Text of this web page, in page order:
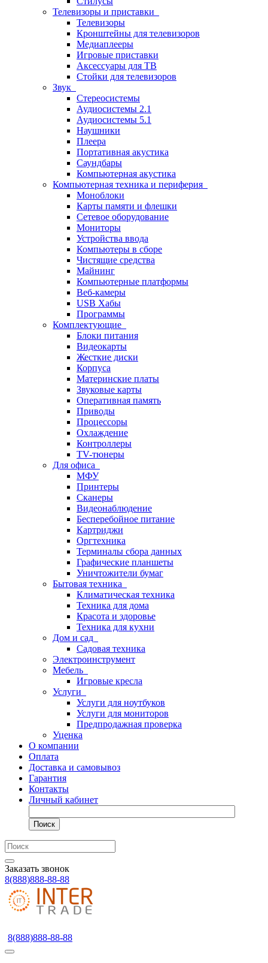
Телевизоры и приставки
Телевизоры
Кронштейны для телевизоров
Медиаплееры
Игровые приставки
Аксессуары для ТВ
Стойки для телевизоров
Звук
Стереосистемы
Аудиосистемы 2.1
Аудиосистемы 5.1
Наушники
Плеера
Портативная акустика
Саундбары
Компьютерная акустика
Компьютерная техника и периферия
Моноблоки
Карты памяти и флешки
Сетевое оборудование
Мониторы
Устройства ввода
Компьютеры в сборе
Чистящие средства
Майнинг
Компьютерные платформы
Веб-камеры
USB Хабы
Программы
Комплектующие
Блоки питания
Видеокарты
Жесткие диски
Корпуса
Материнские платы
Звуковые карты
Оперативная память
Приводы
Процессоры
Охлаждение
Контроллеры
TV-тюнеры
Для офиса
МФУ
Принтеры
Сканеры
Видеонаблюдение
Бесперебойное питание
Картриджи
Оргтехника
Терминалы сбора данных
Графические планшеты
Уничтожители бумаг
Бытовая техника
Климатическая техника
Техника для дома
Красота и здоровье
Техника для кухни
Дом и сад
Садовая техника
Электроинструмент
Мебель
Игровые кресла
Услуги
Услуги для ноутбуков
Услуги для мониторов
Предпродажная проверка
Уценка
О компании
Оплата
Доставка и самовывоз
Гарантия
Контакты
Личный кабинет
Поиск
Заказать звонок
8(888)888-88-88
8(888)888-88-88